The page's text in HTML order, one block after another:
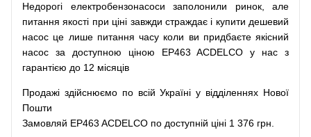
Недорогі електробензонасоси заполонили ринок,
але
питання якості при ціні завжди страждає і купити дешевий
насос це лише питання часу коли ви придбаєте якісний
насос
за доступною ціною EP463 ACDELCO у нас з
гарантією до 12 місяців
Продажі здійснюємо по всій Україні у відділеннях Нової
Пошти
Замовляй EP463 ACDELCO по доступній ціні 1 376 грн.